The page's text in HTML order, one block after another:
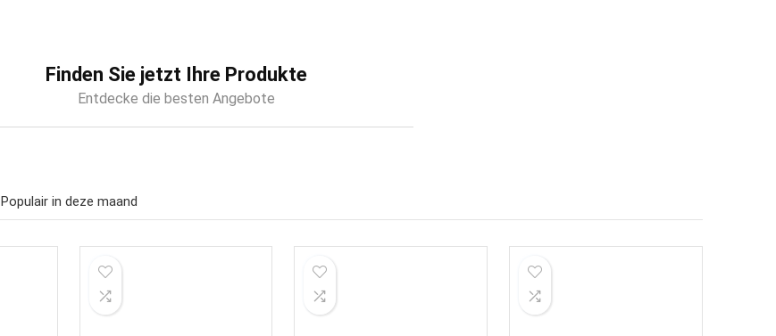
Finden Sie jetzt Ihre Produkte
Entdecke die besten Angebote
Populair in deze maand